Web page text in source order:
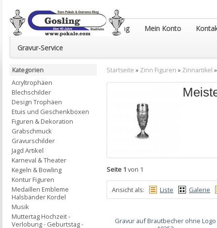
Euro-Pokale & Gravur-Shop Gosling Mein Konto
Gravur-Service
Startseite » Zinn Figuren » Zinnartikel
Seite 1 von 1
Ansicht als: Liste Galerie
Gravur auf Brautbecher ohne Logo
Kategorien
Acryltrophäen
Blechschilder
Design Trophäen
Etuis und Geschenkboxen
Figuren & Dekoration
Grabschmuck
Gravurschilder
Jagd Artikel
Karneval & Theater
Kegeln & Bowling
Kontur Figuren
Medaillen Embleme
Halsbänder Kordel
Musik
Muttertag Hochzeit -
Verlobung - Geburtstag -